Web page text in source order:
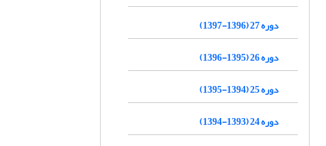
دوره 27 (1396-1397)
دوره 26 (1395-1396)
دوره 25 (1394-1395)
دوره 24 (1393-1394)